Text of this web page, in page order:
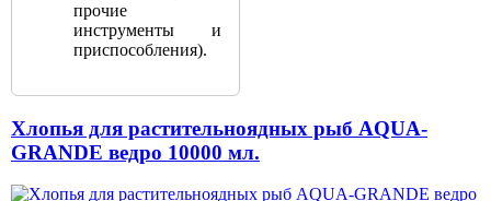
прочие
инструменты и
приспособления).
Хлопья для растительноядных рыб AQUA-
GRANDE ведро 10000 мл.